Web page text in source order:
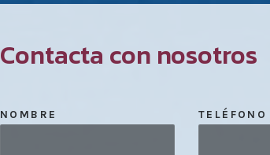
Contacta con nosotros
NOMBRE TELÉFONO